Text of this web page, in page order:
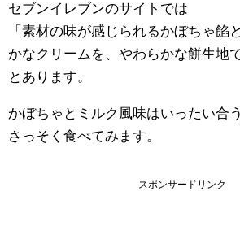
セブンイレブンのサイトでは
「素材の味が感じられるかぼちゃ餡
かなクリームを、やわらかな餅生地
とあります。
かぼちゃとミルク風味はいったい合
さっそく食べてみます。
スポンサードリンク